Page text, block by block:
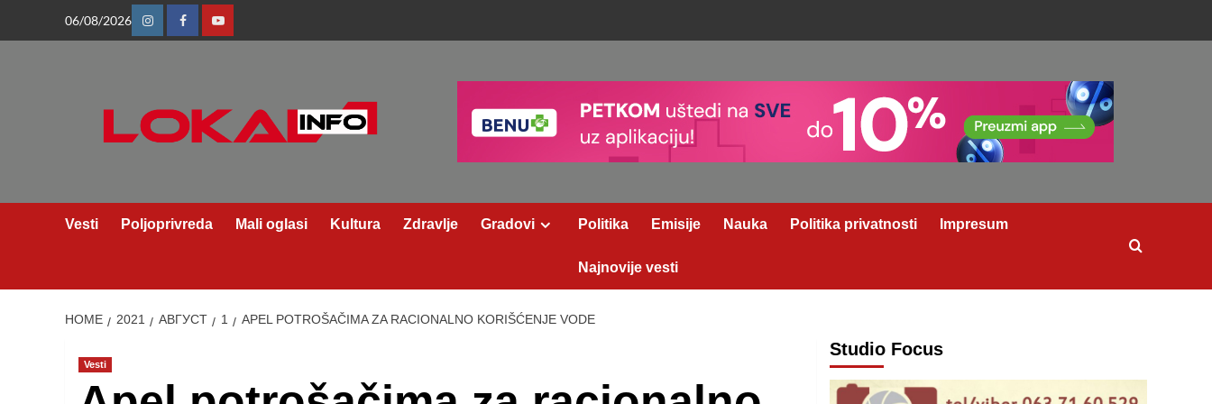
06/08/2026
InstagramFacebookYoutube
Vesti Poljoprivreda Mali oglasi Kultura Zdravlje Gradovi Politika Emisije Nauka Politika privatnosti Impresum
Najnovije vesti
HOME 2021 АВГУСТ 1 APEL POTROŠAČIMA ZA RACIONALNO KORIŠĆENJE VODE
Vesti
Studio Focus